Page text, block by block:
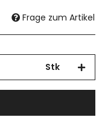
Frage zum Artikel
Stk